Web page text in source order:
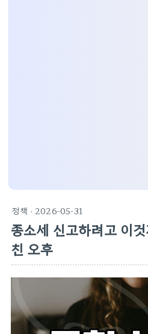
정책 · 2026-05-31
종소세 신고하려고 이
친 오후